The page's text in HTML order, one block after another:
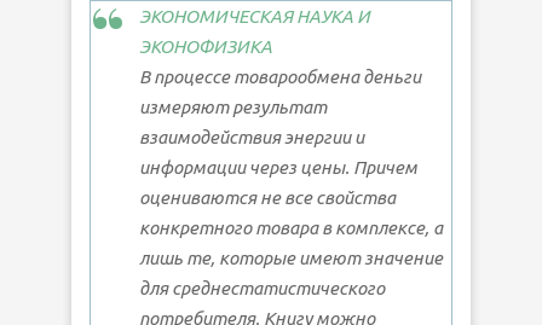
ЭКОНОМИЧЕСКАЯ НАУКА И
ЭКОНОФИЗИКА
В процессе товарообмена деньги
измеряют результат
взаимодействия энергии и
информации через цены. Причем
оцениваются не все свойства
конкретного товара в комплексе, а
лишь те, которые имеют значение
для среднестатистического
потребителя. Книгу можно